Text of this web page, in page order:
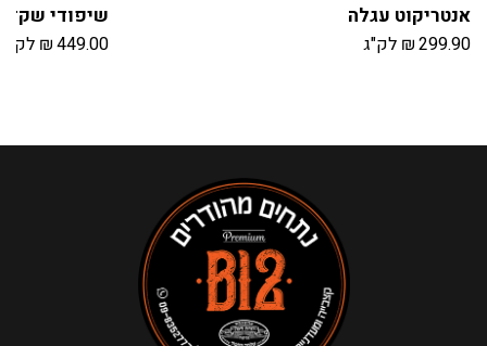
אנטריקוט עגלה
₪299.90 לק"ג
שיפודי
₪449.00 לק"ג